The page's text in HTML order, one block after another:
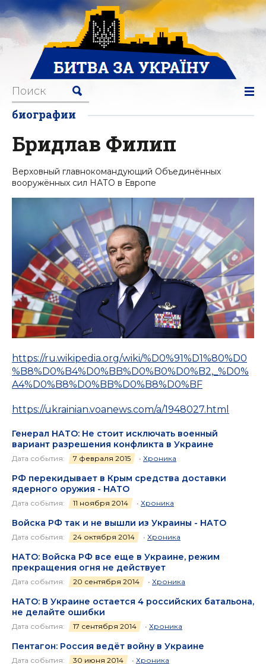
биографии
Бридлав Филип
Верховный главнокомандующий Объединённых
вооружённых сил НАТО в Европе
https://ru.wikipedia.org/wiki/%D0%91%D1%80%D0
%B8%D0%B4%D0%BB%D0%B0%D0%B2,_%D0%
A4%D0%B8%D0%BB%D0%B8%D0%BF
https://ukrainian.voanews.com/a/1948027.html
Генерал НАТО: Не стоит исключать военный
вариант разрешения конфликта в Украине
Дата события: 7 февраля 2015 • Хроника
РФ перекидывает в Крым средства доставки
ядерного оружия - НАТО
Дата события: 11 ноября 2014 • Хроника
Войска РФ так и не вышли из Украины - НАТО
Дата события: 24 октября 2014 • Хроника
НАТО: Войска РФ все еще в Украине, режим
прекращения огня не действует
Дата события: 20 сентября 2014 • Хроника
НАТО: В Украине остается 4 российских батальона,
не делайте ошибки
Дата события: 17 сентября 2014 • Хроника
Пентагон: Россия ведёт войну в Украине
Дата события: 30 июня 2014 • Хроника